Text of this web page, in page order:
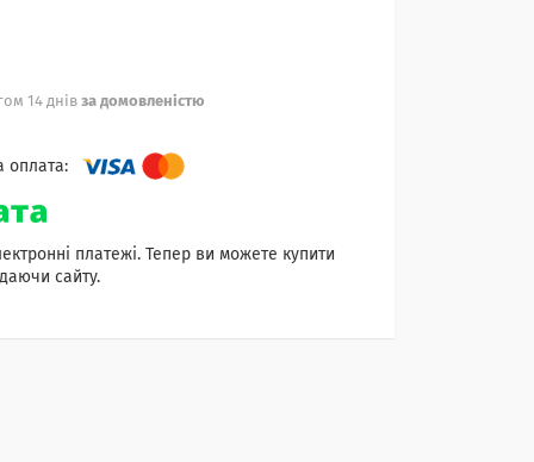
14 днів за домовленістю
платежі. Тепер ви можете купити
сайту.